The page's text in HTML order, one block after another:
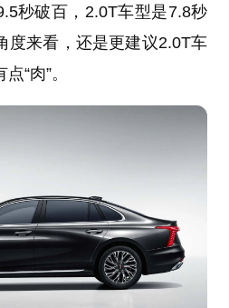
秒破百，2.0T车型是7.8秒
度来看，还是更建议2.0T车
“肉”。